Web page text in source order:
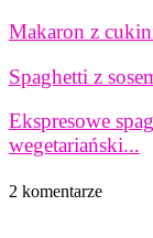
Makaron z
Spaghetti z
Ekspresowe
wegetariański...
2 komentarze